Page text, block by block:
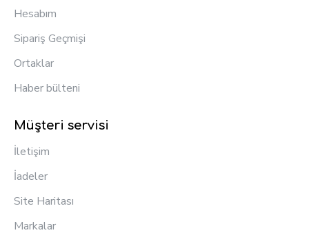
Hesabım
Sipariş Geçmişi
Ortaklar
Haber bülteni
Müşteri servisi
İletişim
İadeler
Site Haritası
Markalar